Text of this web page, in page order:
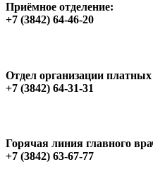
Приёмное отделение:
+7 (3842) 64-46-20
Отдел организации
+7 (3842) 64-31-31
Горячая линия главного
+7 (3842) 63-67-77